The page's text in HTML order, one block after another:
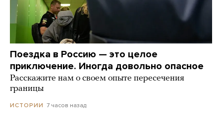
Поездка в Россию — это целое
приключение. Иногда довольно опасное
Расскажите нам о своем опыте пересечения
границы
ИСТОРИИ 7 часов назад